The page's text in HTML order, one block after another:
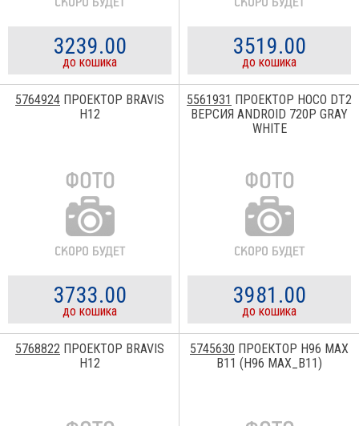
3239.00
до кошика
3519.00
до кошика
5764924 ПРОЕКТОР BRAVIS
H12
3733.00
до кошика
5561931 ПРОЕКТОР HOCO DT2
ВЕРСИЯ ANDROID 720P GRAY
WHITE
3981.00
до кошика
5768822 ПРОЕКТОР BRAVIS
H12
5745630 ПРОЕКТОР H96 MAX
B11 (H96 MAX_B11)